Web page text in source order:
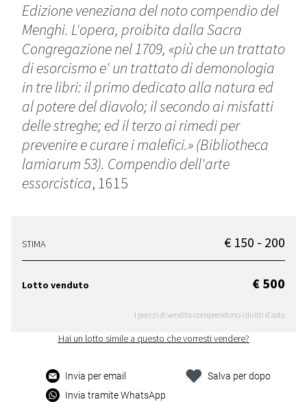
Edizione veneziana del noto compendio del
Menghi. L'opera, proibita dalla Sacra
Congregazione nel 1709, «più che un trattato
di esorcismo e' un trattato di demonologia
in tre libri: il primo dedicato alla natura ed
al potere del diavolo; il secondo ai misfatti
delle streghe; ed il terzo ai rimedi per
prevenire e curare i malefici.» (Bibliotheca
lamiarum 53). Compendio dell'arte
essorcistica, 1615
STIMA € 150 - 200
Lotto venduto € 500
I prezzi di vendita comprendono i diritti d'asta
Hai un lotto simile a questo che vorresti vendere?
Invia per email
Invia tramite WhatsApp
Salva per dopo